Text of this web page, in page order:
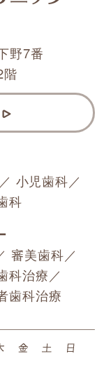
野7番
階
小児歯科／
科
審美歯科／
科治療 ／
歯科治療